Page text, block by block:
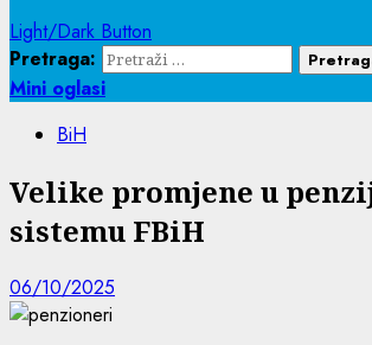
Light/Dark Button
Pretraga:
Mini oglasi
BiH
Velike promjene u
sistemu FBiH
06/10/2025